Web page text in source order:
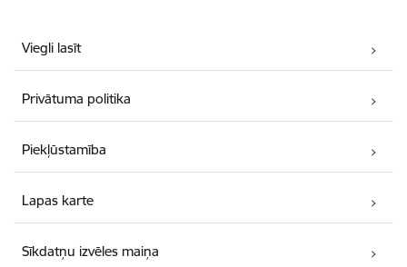
Viegli lasīt
Privātuma politika
Piekļūstamība
Lapas karte
Sīkdatņu izvēles maiņa